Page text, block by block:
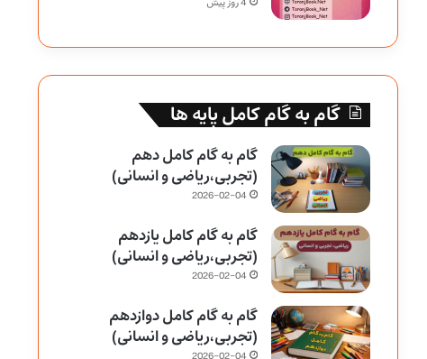
4 روز پیش
گام به گام کامل پایه ها
گام به گام کامل دهم
(تجربی،ریاضی و انسانی)
2026-02-04
گام به گام کامل یازدهم
(تجربی،ریاضی و انسانی)
2026-02-04
گام به گام کامل دوازدهم
(تجربی،ریاضی و انسانی)